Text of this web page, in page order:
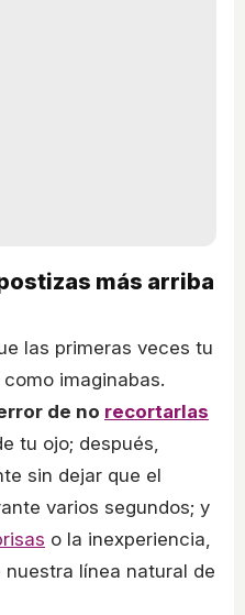
más arriba
las primeras veces tu
imaginabas.
de no recortarlas
tu ojo; después,
sin dejar que el
varios segundos; y
o la inexperiencia,
línea natural de